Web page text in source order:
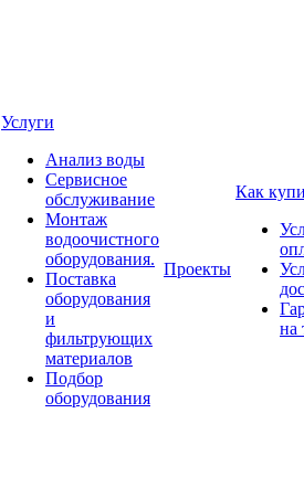
Услуги
Анализ воды
Сервисное
обслуживание
Монтаж
водоочистного
оборудования.
Поставка
оборудования
и
фильтрующих
материалов
Подбор
оборудования
Проекты
Как
на